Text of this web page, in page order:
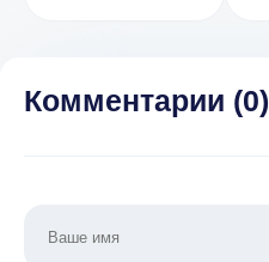
Комментарии (0)